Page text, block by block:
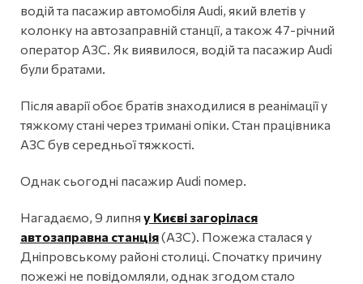
водій та пасажир автомобіля Audi, який влетів у
колонку на автозаправній станції, а також 47-річний
оператор АЗС. Як виявилося, водій та пасажир Audi
були братами.
Після аварії обоє братів знаходилися в реанімації у
тяжкому стані через тримані опіки. Стан працівника
АЗС був середньої тяжкості.
Однак сьогодні пасажир Audi помер.
Нагадаємо, 9 липня у Києві загорілася
автозаправна станція(АЗС). Пожежа сталася у
Дніпровському районі столиці. Спочатку причину
пожежі не повідомляли, однак згодом стало